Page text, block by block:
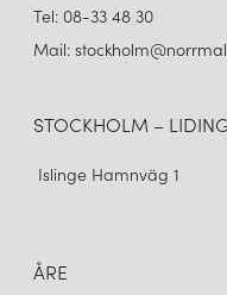
Tel: 08-33 48 30
Mail:
STOCKHOLM –
Islinge Hamnväg 1
ÅRE